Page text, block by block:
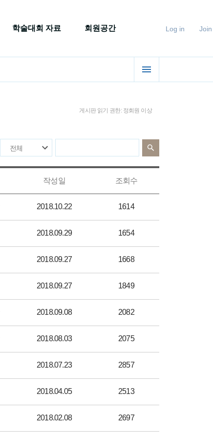
학술대회 자료 회원공간 Join
Log in
게시판 읽기 권한: 정회원 이상
작성일 조회수
2018.10.22 1614
2018.09.29 1654
2018.09.27 1668
2018.09.27 1849
2018.09.08 2082
2018.08.03 2075
2018.07.23 2857
2018.04.05 2513
2018.02.08 2697